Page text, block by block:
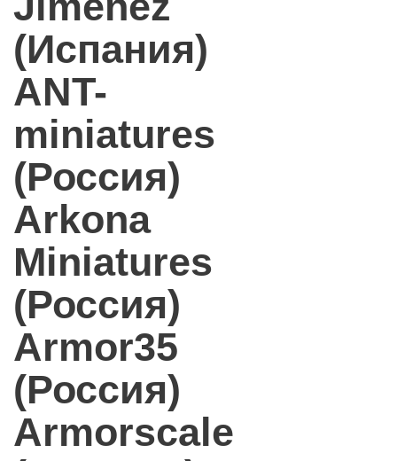
(Испания)
ANT-
miniatures
(Россия)
Arkona
Miniatures
(Россия)
Armor35
(Россия)
Armorscale